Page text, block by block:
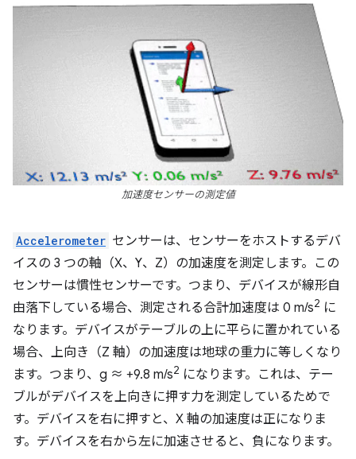
加速度センサーの測定値
Accelerometer センサーは、センサーをホストするデバ
イスの 3 つの軸（X、Y、Z）の加速度を測定します。この
センサーは慣性センサーです。つまり、デバイスが線形自
由落下している場合、測定される合計加速度は 0 m/s2 に
なります。デバイスがテーブルの上に平らに置かれている
場合、上向き（Z 軸）の加速度は地球の重力に等しくなり
ます。つまり、g ≈ +9.8 m/s2 になります。これは、テー
ブルがデバイスを上向きに押す力を測定しているためで
す。デバイスを右に押すと、X 軸の加速度は正になりま
す。デバイスを右から左に加速させると、負になります。